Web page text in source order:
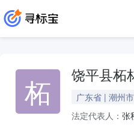
柘 饶平县柘
广东省 | 潮州市
法定代表人： 张